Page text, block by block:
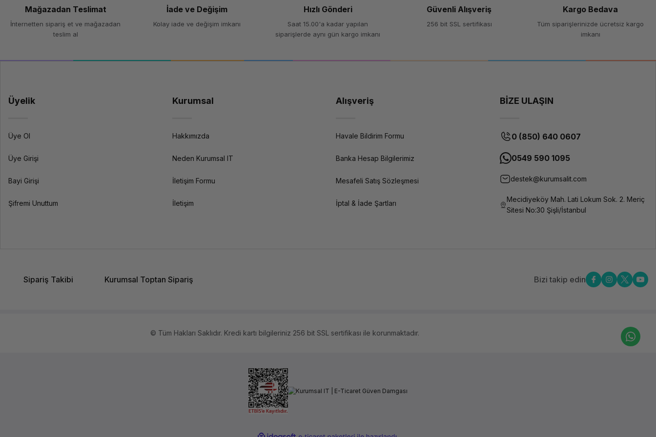
Mağazadan Teslimat
İnternetten sipariş et ve mağazadan
teslim al
İade ve Değişim
Kolay iade ve değişim imkanı
Hızlı Gönderi
Saat 15.00'a kadar yapılan
siparişlerde aynı gün kargo imkanı
Güvenli Alışveriş
256 bit SSL sertifikası
Kargo Bedava
Tüm siparişlerinizde ücretsiz kargo
imkanı
Üyelik
Üye Ol
Üye Girişi
Bayi Girişi
Şifremi Unuttum
Kurumsal
Hakkımızda
Neden Kurumsal IT
İletişim Formu
İletişim
Alışveriş
Havale Bildirim Formu
Banka Hesap Bilgilerimiz
Mesafeli Satış Sözleşmesi
İptal & İade Şartları
BİZE ULAŞIN
0 (850) 640 0607
0549 590 1095
destek@kurumsalit.com
Mecidiyeköy Mah. Lati Lokum Sok. 2. Meriç
Sitesi No:30 Şişli/İstanbul
Sipariş Takibi Kurumsal Toptan Sipariş Bizi takip edin
© Tüm Hakları Saklıdır. Kredi kartı bilgileriniz 256 bit SSL sertifikası ile korunmaktadır.